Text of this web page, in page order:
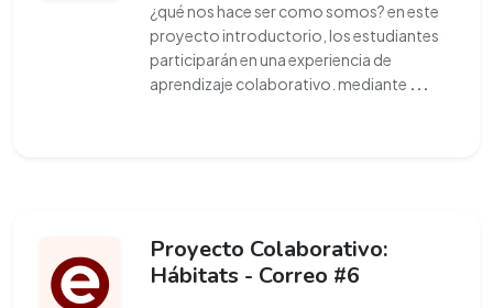
¿qué nos hace ser como somos? en este
proyecto introductorio, los estudiantes
participarán en una experiencia de
aprendizaje colaborativo. mediante ...
Proyecto Colaborativo:
Hábitats - Correo #6